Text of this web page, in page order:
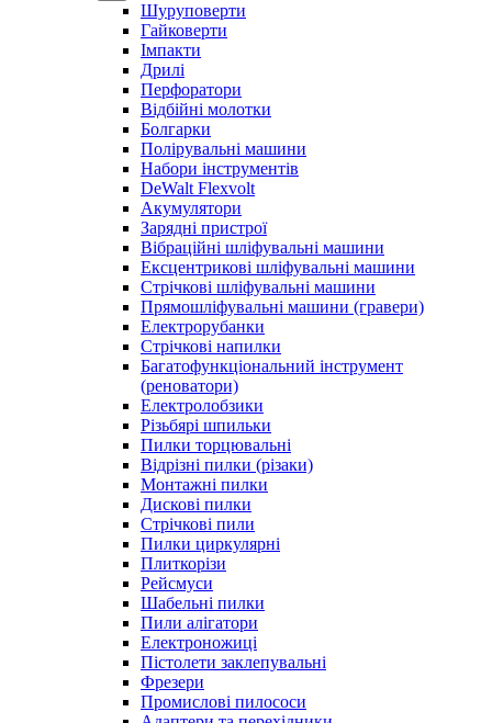
Шуруповерти
Гайковерти
Імпакти
Дрилі
Перфоратори
Відбійні молотки
Болгарки
Полірувальні машини
Набори інструментів
DeWalt Flexvolt
Акумулятори
Зарядні пристрої
Вібраційні шліфувальні машини
Ексцентрикові шліфувальні машини
Стрічкові шліфувальні машини
Прямошліфувальні машини (гравери)
Електрорубанки
Стрічкові напилки
Багатофункціональний інструмент
(реноватори)
Електролобзики
Різьбярі шпильки
Пилки торцювальні
Відрізні пилки (різаки)
Монтажні пилки
Дискові пилки
Стрічкові пили
Пилки циркулярні
Плиткорізи
Рейсмуси
Шабельні пилки
Пили алігатори
Електроножиці
Пістолети заклепувальні
Фрезери
Промислові пилососи